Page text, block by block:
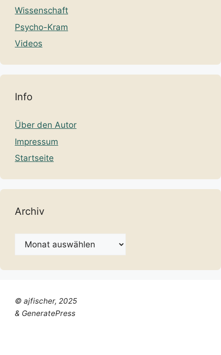
Wissenschaft
Psycho-Kram
Videos
Info
Über den Autor
Impressum
Startseite
Archiv
Archiv
© ajfischer, 2025
& GeneratePress